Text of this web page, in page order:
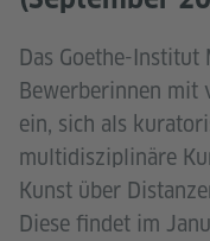
Das Goethe-
Bewerberinnen mit
ein, sich als
multidisziplinäre
Kunst über
Diese findet im